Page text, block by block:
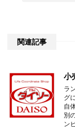
関連記事
小
ラ
グ
自
別
ン